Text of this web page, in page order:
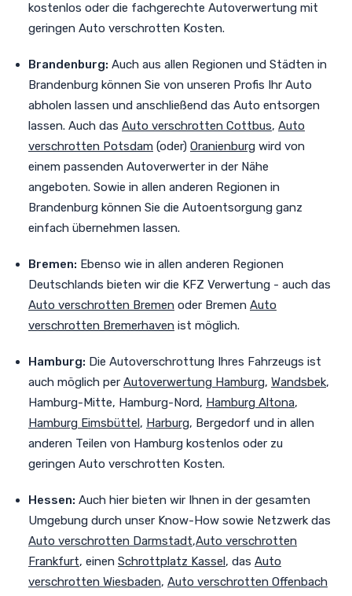
kostenlos oder die fachgerechte Autoverwertung mit
geringen Auto verschrotten Kosten.
Brandenburg: Auch aus allen Regionen und Städten in
Brandenburg können Sie von unseren Profis Ihr Auto
abholen lassen und anschließend das Auto entsorgen
lassen. Auch das Auto verschrotten Cottbus, Auto
verschrotten Potsdam (oder) Oranienburg wird von
einem passenden Autoverwerter in der Nähe
angeboten. Sowie in allen anderen Regionen in
Brandenburg können Sie die Autoentsorgung ganz
einfach übernehmen lassen.
Bremen: Ebenso wie in allen anderen Regionen
Deutschlands bieten wir die KFZ Verwertung - auch das
Auto verschrotten Bremen oder Bremen Auto
verschrotten Bremerhaven ist möglich.
Hamburg: Die Autoverschrottung Ihres Fahrzeugs ist
auch möglich per Autoverwertung Hamburg, Wandsbek,
Hamburg-Mitte, Hamburg-Nord, Hamburg Altona,
Hamburg Eimsbüttel, Harburg, Bergedorf und in allen
anderen Teilen von Hamburg kostenlos oder zu
geringen Auto verschrotten Kosten.
Hessen: Auch hier bieten wir Ihnen in der gesamten
Umgebung durch unser Know-How sowie Netzwerk das
Auto verschrotten Darmstadt,Auto verschrotten
Frankfurt, einen Schrottplatz Kassel, das Auto
verschrotten Wiesbaden, Auto verschrotten Offenbach